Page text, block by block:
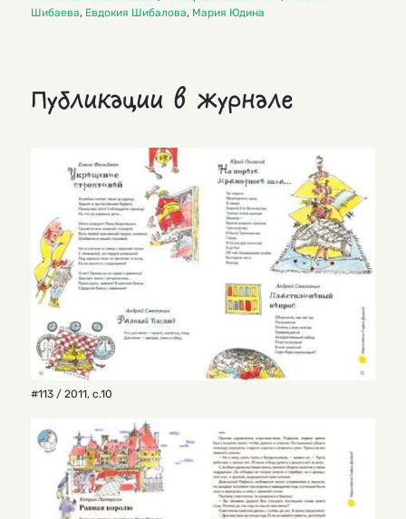
Шибаева, Евдокия Шибалова, Мария Юдина
Публикации в журнале
#113 / 2011, с.10